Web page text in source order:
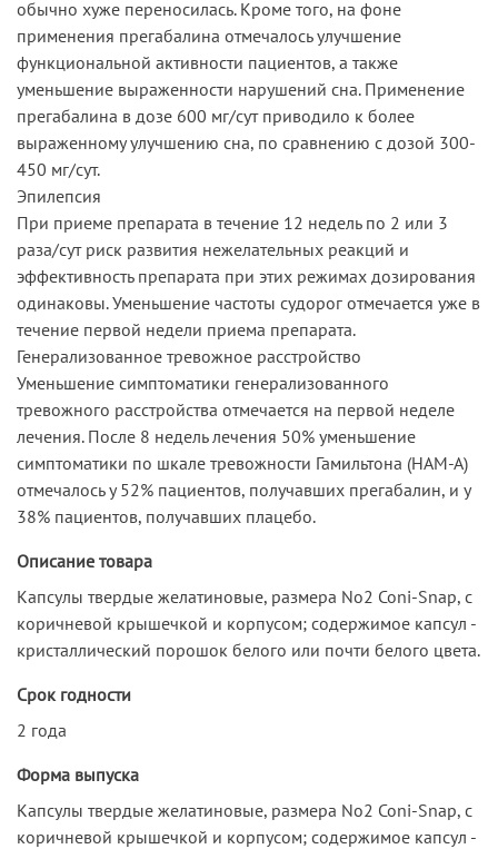
обычно хуже переносилась. Кроме того, на фоне
применения прегабалина отмечалось улучшение
функциональной активности пациентов, а также
уменьшение выраженности нарушений сна. Применение
прегабалина в дозе 600 мг/сут приводило к более
выраженному улучшению сна, по сравнению с дозой 300-
450 мг/сут.
Эпилепсия
При приеме препарата в течение 12 недель по 2 или 3
раза/сут риск развития нежелательных реакций и
эффективность препарата при этих режимах дозирования
одинаковы. Уменьшение частоты судорог отмечается уже в
течение первой недели приема препарата.
Генерализованное тревожное расстройство
Уменьшение симптоматики генерализованного
тревожного расстройства отмечается на первой неделе
лечения. После 8 недель лечения 50% уменьшение
симптоматики по шкале тревожности Гамильтона (НАМ-А)
отмечалось у 52% пациентов, получавших прегабалин, и у
38% пациентов, получавших плацебо.
Описание товара
Капсулы твердые желатиновые, размера No2 Coni-Snap, с
коричневой крышечкой и корпусом; содержимое капсул -
кристаллический порошок белого или почти белого цвета.
Срок годности
2 года
Форма выпуска
Капсулы твердые желатиновые, размера No2 Coni-Snap, с
коричневой крышечкой и корпусом; содержимое капсул -